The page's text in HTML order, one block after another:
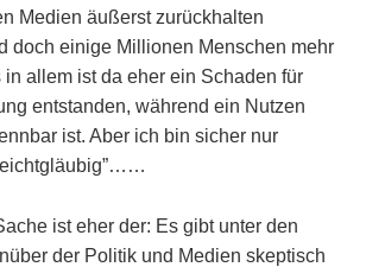
Medien äußerst zurückhalten
doch einige Millionen Menschen mehr
allem ist da eher ein Schaden für
entstanden, während ein Nutzen
ist. Aber ich bin sicher nur
ist eher der: Es gibt unter den
der Politik und Medien skeptisch